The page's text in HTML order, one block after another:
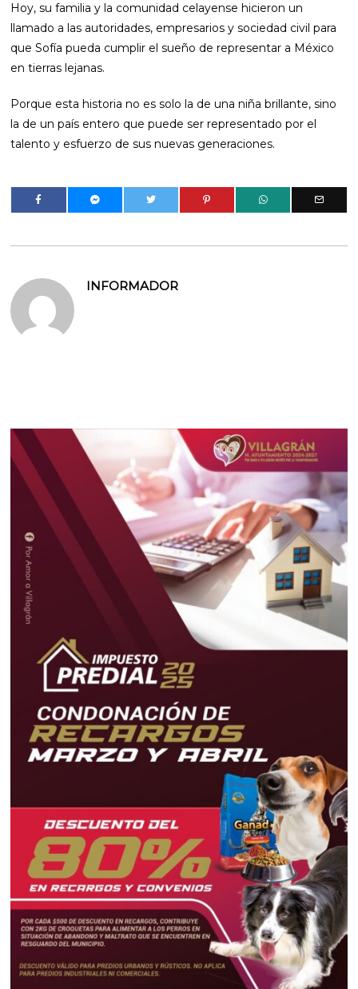
Hoy, su familia y la comunidad celayense hicieron un
llamado a las autoridades, empresarios y sociedad civil para
que Sofía pueda cumplir el sueño de representar a México
en tierras lejanas.
Porque esta historia no es solo la de una niña brillante, sino
la de un país entero que puede ser representado por el
talento y esfuerzo de sus nuevas generaciones.
INFORMADOR